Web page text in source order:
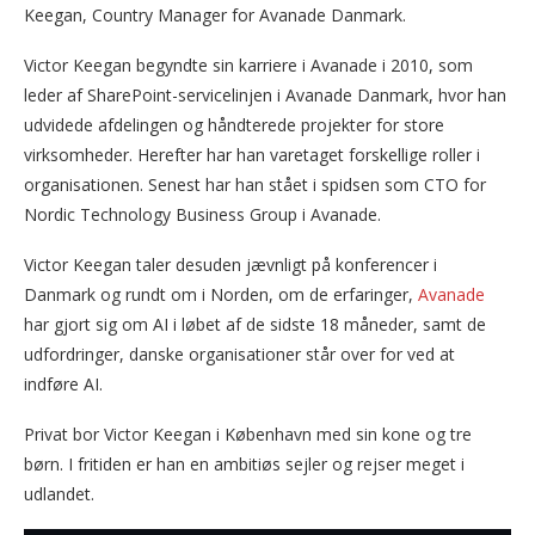
Keegan, Country Manager for Avanade Danmark.
Victor Keegan begyndte sin karriere i Avanade i 2010, som
leder af SharePoint-servicelinjen i Avanade Danmark, hvor han
udvidede afdelingen og håndterede projekter for store
virksomheder. Herefter har han varetaget forskellige roller i
organisationen. Senest har han stået i spidsen som CTO for
Nordic Technology Business Group i Avanade.
Victor Keegan taler desuden jævnligt på konferencer i
Danmark og rundt om i Norden, om de erfaringer, Avanade
har gjort sig om AI i løbet af de sidste 18 måneder, samt de
udfordringer, danske organisationer står over for ved at
indføre AI.
Privat bor Victor Keegan i København med sin kone og tre
børn. I fritiden er han en ambitiøs sejler og rejser meget i
udlandet.